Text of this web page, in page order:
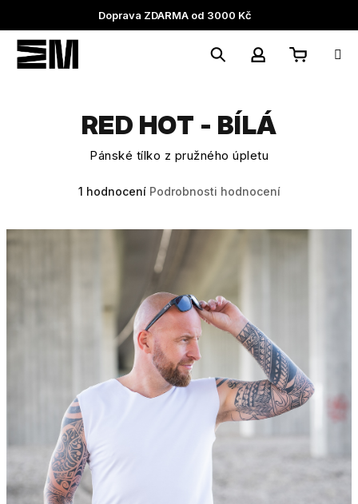
obsah
Doprava ZDARMA od 3000 Kč
RED HOT - BÍLÁ
Pánské tílko z pružného úpletu
1 hodnocení Podrobnosti hodnocení